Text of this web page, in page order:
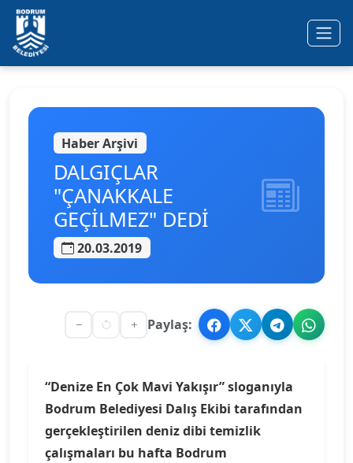
Ana içeriğe geç
Haber Arşivi
DALGIÇLAR
"ÇANAKKALE
GEÇİLMEZ" DEDİ
20.03.2019
Paylaş:
“Denize En Çok Mavi Yakışır” sloganıyla
Bodrum Belediyesi Dalış Ekibi tarafından
gerçekleştirilen deniz dibi temizlik
çalışmaları bu hafta Bodrum